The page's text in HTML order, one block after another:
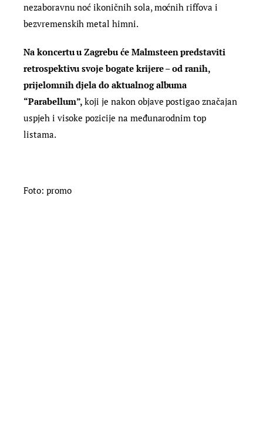
nezaboravnu noć ikoničnih sola, moćnih riffova i
bezvremenskih metal himni.
Na koncertu u Zagrebu će Malmsteen predstaviti
retrospektivu svoje bogate krijere – od ranih,
prijelomnih djela do aktualnog albuma
“Parabellum”,koji je nakon objave postigao značajan
uspjeh i visoke pozicije na međunarodnim top
listama.
Foto: promo